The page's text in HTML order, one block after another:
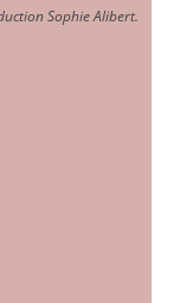
Sophie Alibert.